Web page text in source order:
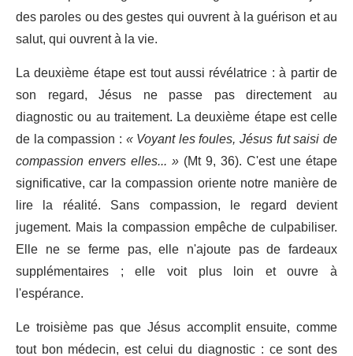
des paroles ou des gestes qui ouvrent à la guérison et au
salut, qui ouvrent à la vie.
La deuxième étape est tout aussi révélatrice : à partir de
son regard, Jésus ne passe pas directement au
diagnostic ou au traitement. La deuxième étape est celle
de la compassion :« Voyant les foules, Jésus fut saisi de
compassion envers elles... » (Mt 9, 36). C'est une étape
significative, car la compassion oriente notre manière de
lire la réalité. Sans compassion, le regard devient
jugement. Mais la compassion empêche de culpabiliser.
Elle ne se ferme pas, elle n'ajoute pas de fardeaux
supplémentaires ; elle voit plus loin et ouvre à
l'espérance.
Le troisième pas que Jésus accomplit ensuite, comme
tout bon médecin, est celui du diagnostic : ce sont des